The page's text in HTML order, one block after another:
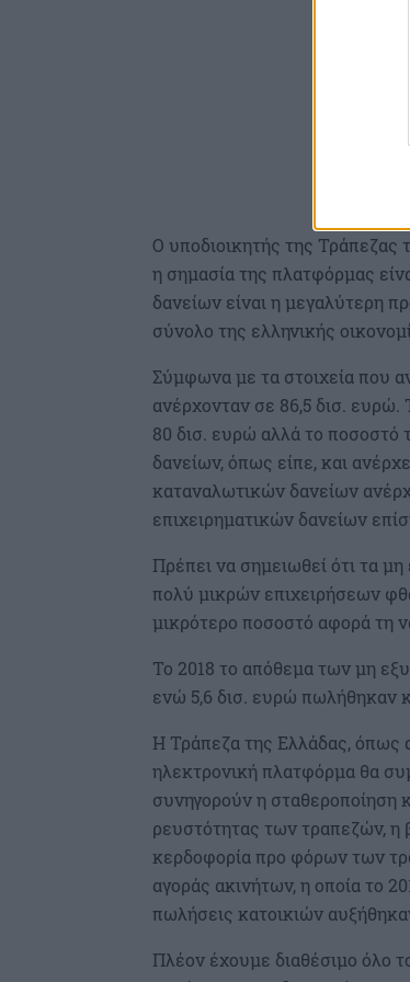
Ο υποδιοικητής της Τράπεζας
η σημασία της πλατφόρμας
δανείων είναι η μεγαλύτερη
σύνολο της ελληνικής
Σύμφωνα με τα στοιχεία που
ανέρχονταν σε 86,5 δισ.
80 δισ. ευρώ αλλά το ποσοστό
δανείων, όπως είπε, και
καταναλωτικών δανείων
επιχειρηματικών δανείων
Πρέπει να σημειωθεί ότι τα
πολύ μικρών επιχειρήσεων
μικρότερο ποσοστό αφορά τη
Το 2018 το απόθεμα των μη
ενώ 5,6 δισ. ευρώ πωλήθηκαν
Η Τράπεζα της Ελλάδας, όπως
ηλεκτρονική πλατφόρμα θα
συνηγορούν η σταθεροποίηση
ρευστότητας των τραπεζών, η
κερδοφορία προ φόρων των
αγοράς ακινήτων, η οποία το
πωλήσεις κατοικιών
Πλέον έχουμε διαθέσιμο όλο